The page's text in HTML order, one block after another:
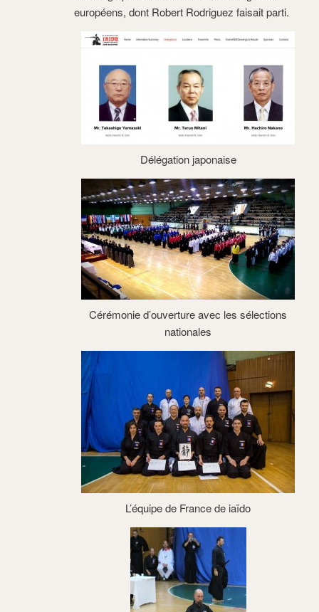
européens, dont Robert Rodriguez faisait parti.
Délégation japonaise
Cérémonie d’ouverture avec les sélections
nationales
L’équipe de France de iaïdo